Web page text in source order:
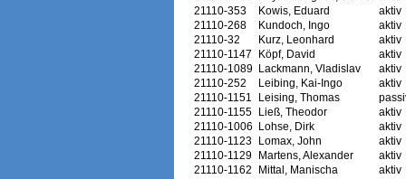
21110-353
Kowis, Eduard
aktiv
21110-268
Kundoch, Ingo
aktiv
21110-32
Kurz, Leonhard
aktiv
21110-1147
Köpf, David
aktiv
21110-1089 Lackmann, Vladislav
aktiv
21110-252
Leibing, Kai-Ingo
aktiv
21110-1151
Leising, Thomas
21110-1155 Ließ, Theodor
aktiv
21110-1006 Lohse, Dirk
aktiv
21110-1123 Lomax, John
aktiv
21110-1129 Martens, Alexander
aktiv
21110-1162
Mittal, Manischa
aktiv